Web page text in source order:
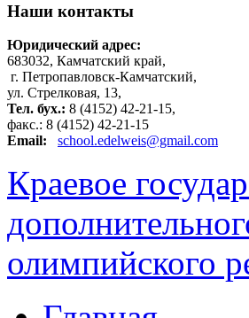
Наши контакты
Юридический адрес:
683032, Камчатский край,
г. Петропавловск-Камчатский,
ул. Стрелковая, 13,
Тел. бух.: 8 (4152) 42-21-15,
факс.: 8 (4152) 42-21-15
Email:
school.edelweis@gmail.com
Краевое
олимпийского